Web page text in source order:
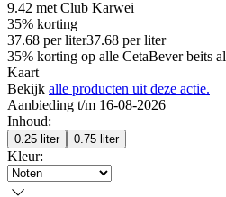
9.42 met Club Karwei
35% korting
37.68 per liter37.68 per liter
35% korting op alle CetaBever beits
Kaart
Bekijk alle producten uit deze actie.
Aanbieding t/m 16-08-2026
Inhoud:
0.25 liter 0.75 liter
Kleur: